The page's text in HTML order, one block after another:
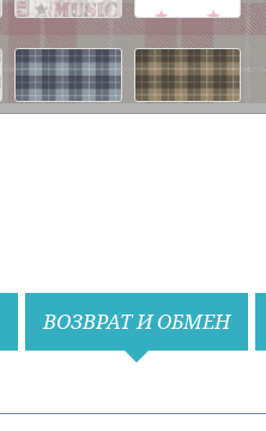
ВОЗВРАТ И ОБМЕН